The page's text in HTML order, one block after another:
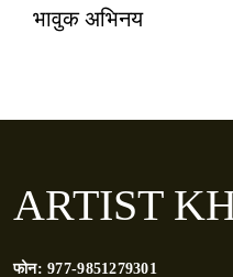
भावुक अभिनय
ARTIST
फोन:977-9851279301